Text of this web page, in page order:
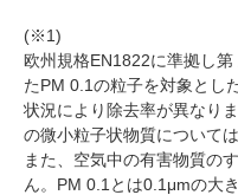
(※1)
欧州規格EN1822に準拠し
たPM 0.1の粒子を対象とし
状況により除去率が異なり
の微小粒子状物質について
また、空気中の有害物質の
ん。PM 0.1とは0.1μmの大